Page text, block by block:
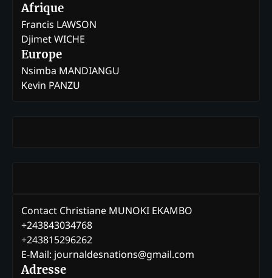
Afrique
Francis LAWSON
Djimet WICHE
Europe
Nsimba MANDIANGU
Kevin PANZU
Contact Christiane MUNOKI EKAMBO
+243843034768
+243815296262
E-Mail: journaldesnations@gmail.com
Adresse